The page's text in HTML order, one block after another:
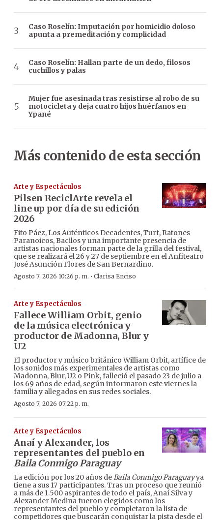
Caso Roselín: Imputación por homicidio doloso
apunta a premeditación y complicidad
Caso Roselín: Hallan parte de un dedo, filosos
cuchillos y palas
Mujer fue asesinada tras resistirse al robo de su
motocicleta y deja cuatro hijos huérfanos en
Ypané
Más contenido de esta sección
Arte y Espectáculos
Pilsen ReciclArte revela el
line up por día de su edición
2026
Fito Páez, Los Auténticos Decadentes, Turf, Ratones
Paranoicos, Bacilos y una importante presencia de
artistas nacionales forman parte de la grilla del festival,
que se realizará el 26 y 27 de septiembre en el Anfiteatro
José Asunción Flores de San Bernardino.
Agosto 7, 2026 10:26 p. m. · Clarisa Enciso
Arte y Espectáculos
Fallece William Orbit, genio
de la música electrónica y
productor de Madonna, Blur y
U2
El productor y músico británico William Orbit, artífice de
los sonidos más experimentales de artistas como
Madonna, Blur, U2 o Pink, falleció el pasado 23 de julio a
los 69 años de edad, según informaron este viernes la
familia y allegados en sus redes sociales.
Agosto 7, 2026 07:22 p. m.
Arte y Espectáculos
Anaí y Alexander, los
representantes del pueblo en
Baila Conmigo Paraguay
La edición por los 20 años deBaila Conmigo Paraguayya
tiene a sus 17 participantes. Tras un proceso que reunió
a más de 1.500 aspirantes de todo el país, Anaí Silva y
Alexander Medina fueron elegidos como los
representantes del pueblo y completaron la lista de
competidores que buscarán conquistar la pista desde el